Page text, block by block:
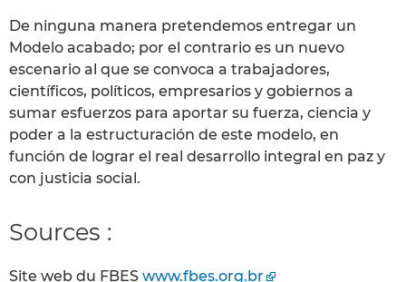
De ninguna manera pretendemos entregar un
Modelo acabado; por el contrario es un nuevo
escenario al que se convoca a trabajadores,
científicos, políticos, empresarios y gobiernos a
sumar esfuerzos para aportar su fuerza, ciencia y
poder a la estructuración de este modelo, en
función de lograr el real desarrollo integral en paz y
con justicia social.
Sources :
Site web du FBES www.fbes.org.br